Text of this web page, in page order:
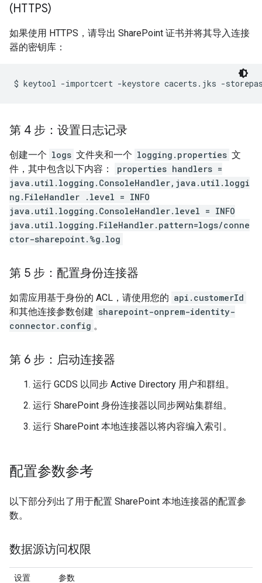
(HTTPS)
如果使用 HTTPS，请导出 SharePoint 证书并将其导入连接
器的密钥库：
$ keytool -importcert -keystore cacerts.jks -
第 4 步：设置日志记录
创建一个 logs 文件夹和一个 logging.properties 文
件，其中包含以下内容：
properties handlers =
java.util.logging.ConsoleHandler,java.util.loggi
ng.FileHandler .level = INFO
java.util.logging.ConsoleHandler.level = INFO
java.util.logging.FileHandler.pattern=logs/conne
ctor-sharepoint.%g.log
第 5 步：配置身份连接器
如需应用基于身份的 ACL，请使用您的 api.customerId
和其他连接参数创建 sharepoint-onprem-identity-
connector.config 。
第 6 步：启动连接器
运行 GCDS 以同步 Active Directory 用户和群组。
运行 SharePoint 身份连接器以同步网站集群组。
运行 SharePoint 本地连接器以将内容编入索引。
配置参数参考
以下部分列出了用于配置 SharePoint 本地连接器的配置参
数。
数据源访问权限
设置 参数